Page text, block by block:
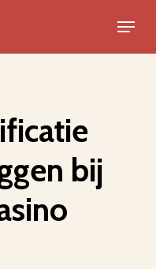
Menu
bij